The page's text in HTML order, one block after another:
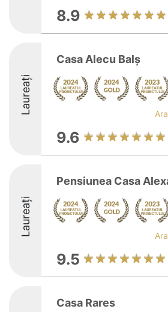
8.9
Laureați
Casa Alecu Balş
9.6
Laureați
Pensiunea Casa
9.5
Casa Rares